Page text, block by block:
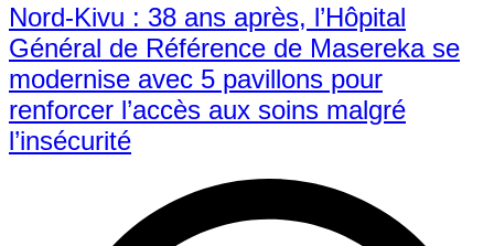
Nord-Kivu : 38 ans après, l’Hôpital
Général de Référence de Masereka se
modernise avec 5 pavillons pour
renforcer l’accès aux soins malgré
l’insécurité